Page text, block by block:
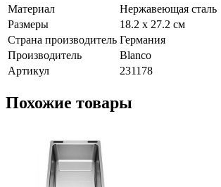
Материал
Нержавеющая сталь
Размеры
18.2 х 27.2 см
Страна производитель Германия
Производитель
Blanco
Артикул
231178
Похожие товары